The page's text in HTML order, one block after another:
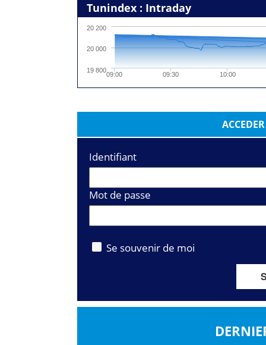
Tunindex : Intraday
09:00 09:30 10:00
20 000
20 200
19 800
Identifiant
Mot de passe
Se souvenir de moi